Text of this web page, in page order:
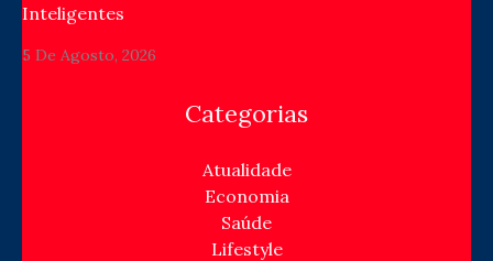
Inteligentes
5 De Agosto, 2026
Categorias
Atualidade
Economia
Saúde
Lifestyle